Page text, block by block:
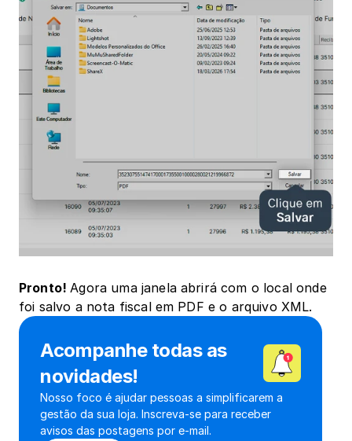
Pronto! Agora uma janela abrirá com o local onde
foi salvo a nota fiscal em PDF e o arquivo XML.
Acompanhe todas as
novidades!
Nosso foco é ajudar pessoas a simplificarem a
gestão da sua loja. Inscreva-se para receber
avisos das postagens por e-mail.